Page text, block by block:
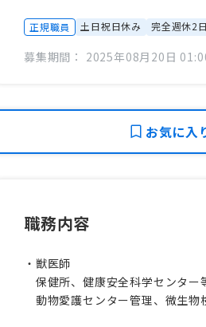
正規職員 土日祝日休み 完全週休2日
募集期間： 2025年08月20日
お気に入
職務内容
・獣医師
保健所、健康安全科学センター
動物愛護センター管理、微生物